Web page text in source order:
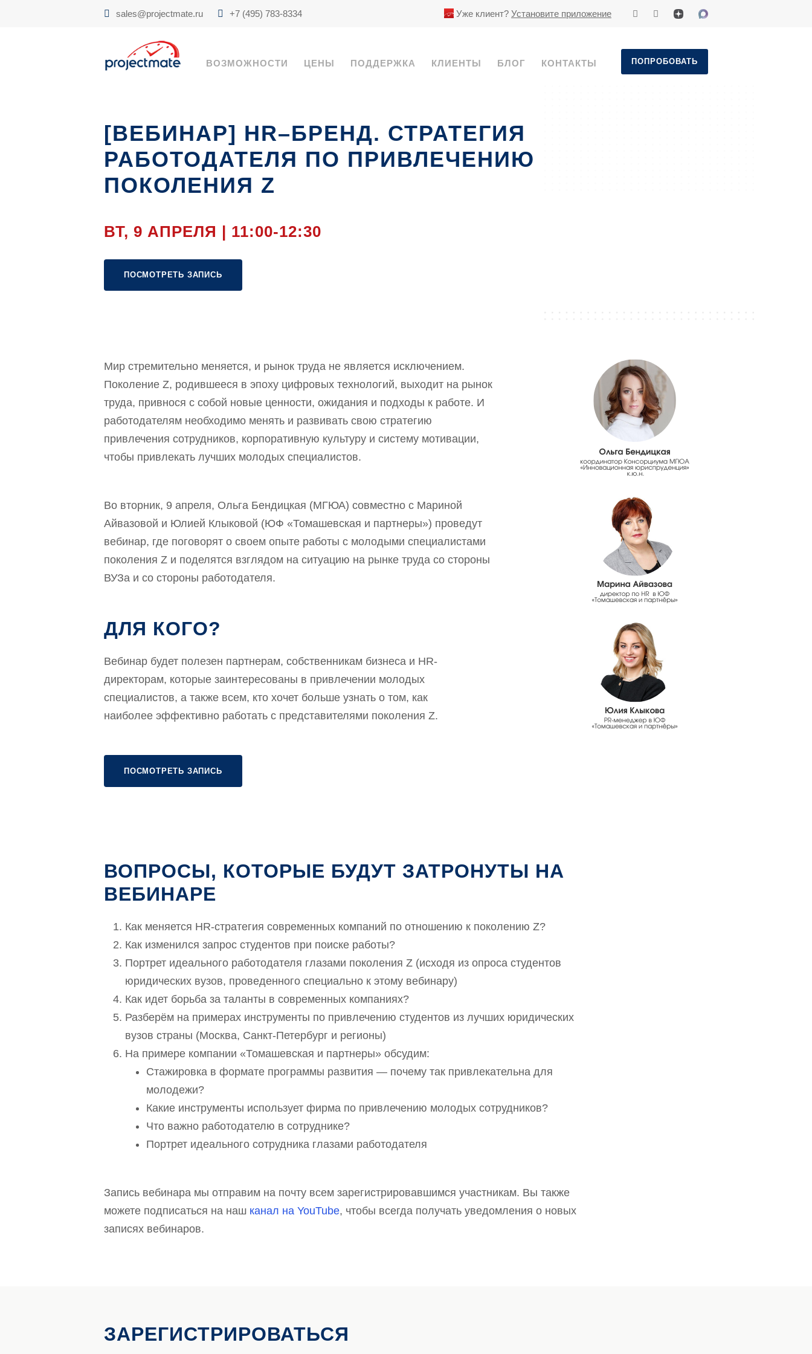
sales@projectmate.ru +7 (495) 783-8334 Уже клиент? Установите приложение
ВОЗМОЖНОСТИ ЦЕНЫ ПОДДЕРЖКА КЛИЕНТЫ БЛОГ КОНТАКТЫ ПОПРОБОВАТЬ
[ВЕБИНАР] HR–БРЕНД. СТРАТЕГИЯ
РАБОТОДАТЕЛЯ ПО ПРИВЛЕЧЕНИЮ
ПОКОЛЕНИЯ Z
ВТ, 9 АПРЕЛЯ | 11:00-12:30
ПОСМОТРЕТЬ ЗАПИСЬ
Мир стремительно меняется, и рынок труда не является исключением.
Поколение Z, родившееся в эпоху цифровых технологий, выходит на рынок
труда, привнося с собой новые ценности, ожидания и подходы к работе. И
работодателям необходимо менять и развивать свою стратегию
привлечения сотрудников, корпоративную культуру и систему мотивации,
чтобы привлекать лучших молодых специалистов.
Во вторник, 9 апреля, Ольга Бендицкая (МГЮА) совместно с Мариной
Айвазовой и Юлией Клыковой (ЮФ «Томашевская и партнеры») проведут
вебинар, где поговорят о своем опыте работы с молодыми специалистами
поколения Z и поделятся взглядом на ситуацию на рынке труда со стороны
ВУЗа и со стороны работодателя.
ДЛЯ КОГО?
Вебинар будет полезен партнерам, собственникам бизнеса и HR-
директорам, которые заинтересованы в привлечении молодых
специалистов, а также всем, кто хочет больше узнать о том, как
наиболее эффективно работать с представителями поколения Z.
ПОСМОТРЕТЬ ЗАПИСЬ
ВОПРОСЫ, КОТОРЫЕ БУДУТ ЗАТРОНУТЫ НА
ВЕБИНАРЕ
Как меняется HR-стратегия современных компаний по отношению к поколению Z?
Как изменился запрос студентов при поиске работы?
Портрет идеального работодателя глазами поколения Z (исходя из опроса студентов
юридических вузов, проведенного специально к этому вебинару)
Как идет борьба за таланты в современных компаниях?
Разберём на примерах инструменты по привлечению студентов из лучших юридических
вузов страны (Москва, Санкт-Петербург и регионы)
На примере компании «Томашевская и партнеры» обсудим:
Стажировка в формате программы развития — почему так привлекательна для
молодежи?
Какие инструменты использует фирма по привлечению молодых сотрудников?
Что важно работодателю в сотруднике?
Портрет идеального сотрудника глазами работодателя
Запись вебинара мы отправим на почту всем зарегистрировавшимся участникам. Вы также
можете подписаться на наш канал на YouTube, чтобы всегда получать уведомления о новых
записях вебинаров.
ЗАРЕГИСТРИРОВАТЬСЯ